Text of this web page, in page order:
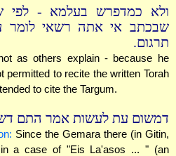
ולא כמדפרש בעלמא - לפי
שבכתב אי אתה רשאי לומר
תרגום.
as others explain - because he
permitted to recite the written Torah
to cite the Targum.
דמשום עת לעשות אמר התם
Since the Gemara there (in Gitin,
a case of "Eis La'asos ... " (an